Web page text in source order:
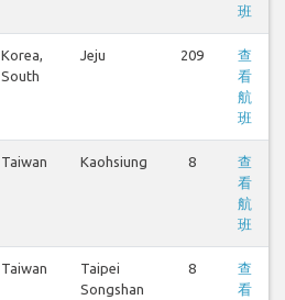
班
Korea,
South
Jeju 209
查
看
航
班
Taiwan Kaohsiung 8
查
看
航
班
Taiwan
Taipei
Songshan
8
查
看